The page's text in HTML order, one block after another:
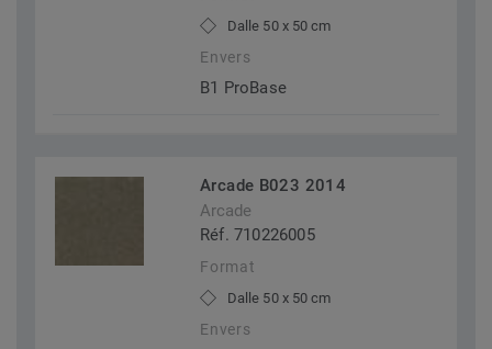
Dalle 50 x 50 cm
Envers
B1 ProBase
Arcade B023 2014
Arcade
Réf. 710226005
Format
Dalle 50 x 50 cm
Envers